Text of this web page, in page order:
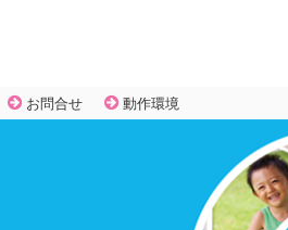
お問合せ 動作環境